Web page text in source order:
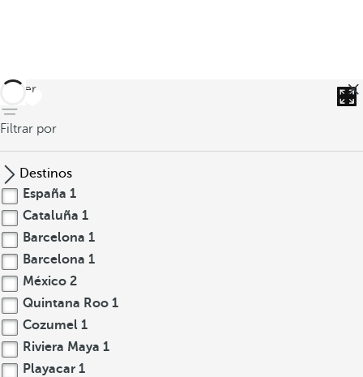
volver
Filtrar por
Destinos
España 1
Cataluña 1
Barcelona 1
Barcelona 1
México 2
Quintana Roo 1
Cozumel 1
Riviera Maya 1
Playacar 1